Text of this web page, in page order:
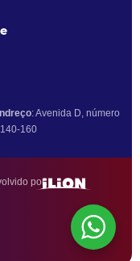
: Avenida D, número
160
por: